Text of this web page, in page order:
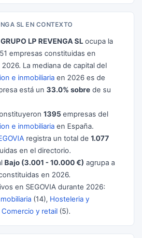
SL EN CONTEXTO
GRUPO LP REVENGA SL ocupa la
empresas constituidas en
2026. La mediana de capital del
e inmobiliaria en 2026 es de
está un 33.0% sobre de su
1395 empresas del
e inmobiliaria en España.
registra un total de 1.077
en el directorio.
Bajo (3.001 - 10.000 €) agrupa a
en 2026.
en SEGOVIA durante 2026:
(14), Hosteleria y
Comercio y retail (5).